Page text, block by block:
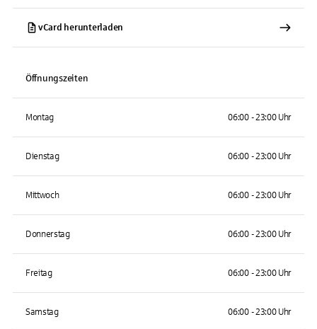
vCard herunterladen
Öffnungszeiten
Montag 06:00 - 23:00 Uhr
Dienstag 06:00 - 23:00 Uhr
Mittwoch 06:00 - 23:00 Uhr
Donnerstag 06:00 - 23:00 Uhr
Freitag 06:00 - 23:00 Uhr
Samstag 06:00 - 23:00 Uhr